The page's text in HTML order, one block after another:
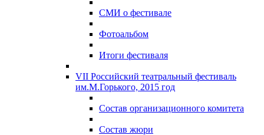
СМИ о фестивале
Фотоальбом
Итоги фестиваля
VII Российский театральный фестиваль
им.М.Горького, 2015 год
Состав организационного комитета
Состав жюри